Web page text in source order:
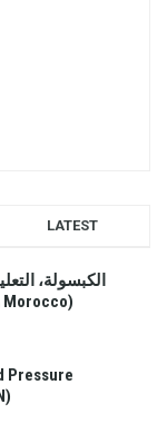
LATEST
التأثير، العمل، المكونات (Iraq و Morocco)
Pressure